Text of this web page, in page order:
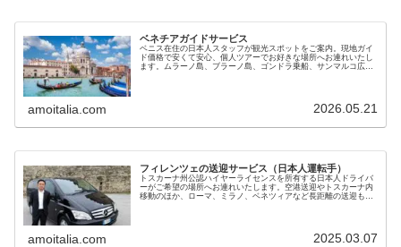
ベネチアガイドサービス
ベニス在住の日本人スタッフが観光スポットをご案内。現地ガイ
ド価格で安くて安心、個人ツアーでお好きな場所へお連れいたし
ます。ムラーノ島、ブラーノ島、ゴンドラ乗船、サンマルコ広
amoitalia.com 2026.05.21
フィレンツェの送迎サービス（日本人運転手）
トスカーナ州公認ハイヤーライセンスを所有する日本人ドライバ
ーがご希望の場所へお連れいたします。空港送迎やトスカーナ内
移動のほか、ローマ、ミラノ、ベネツィアなど長距離の送迎も可
amoitalia.com 2025.03.07